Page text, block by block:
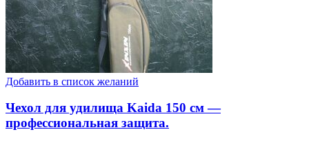
Добавить в список желаний
Чехол для удилища Kaida 150 см —
профессиональная защита.